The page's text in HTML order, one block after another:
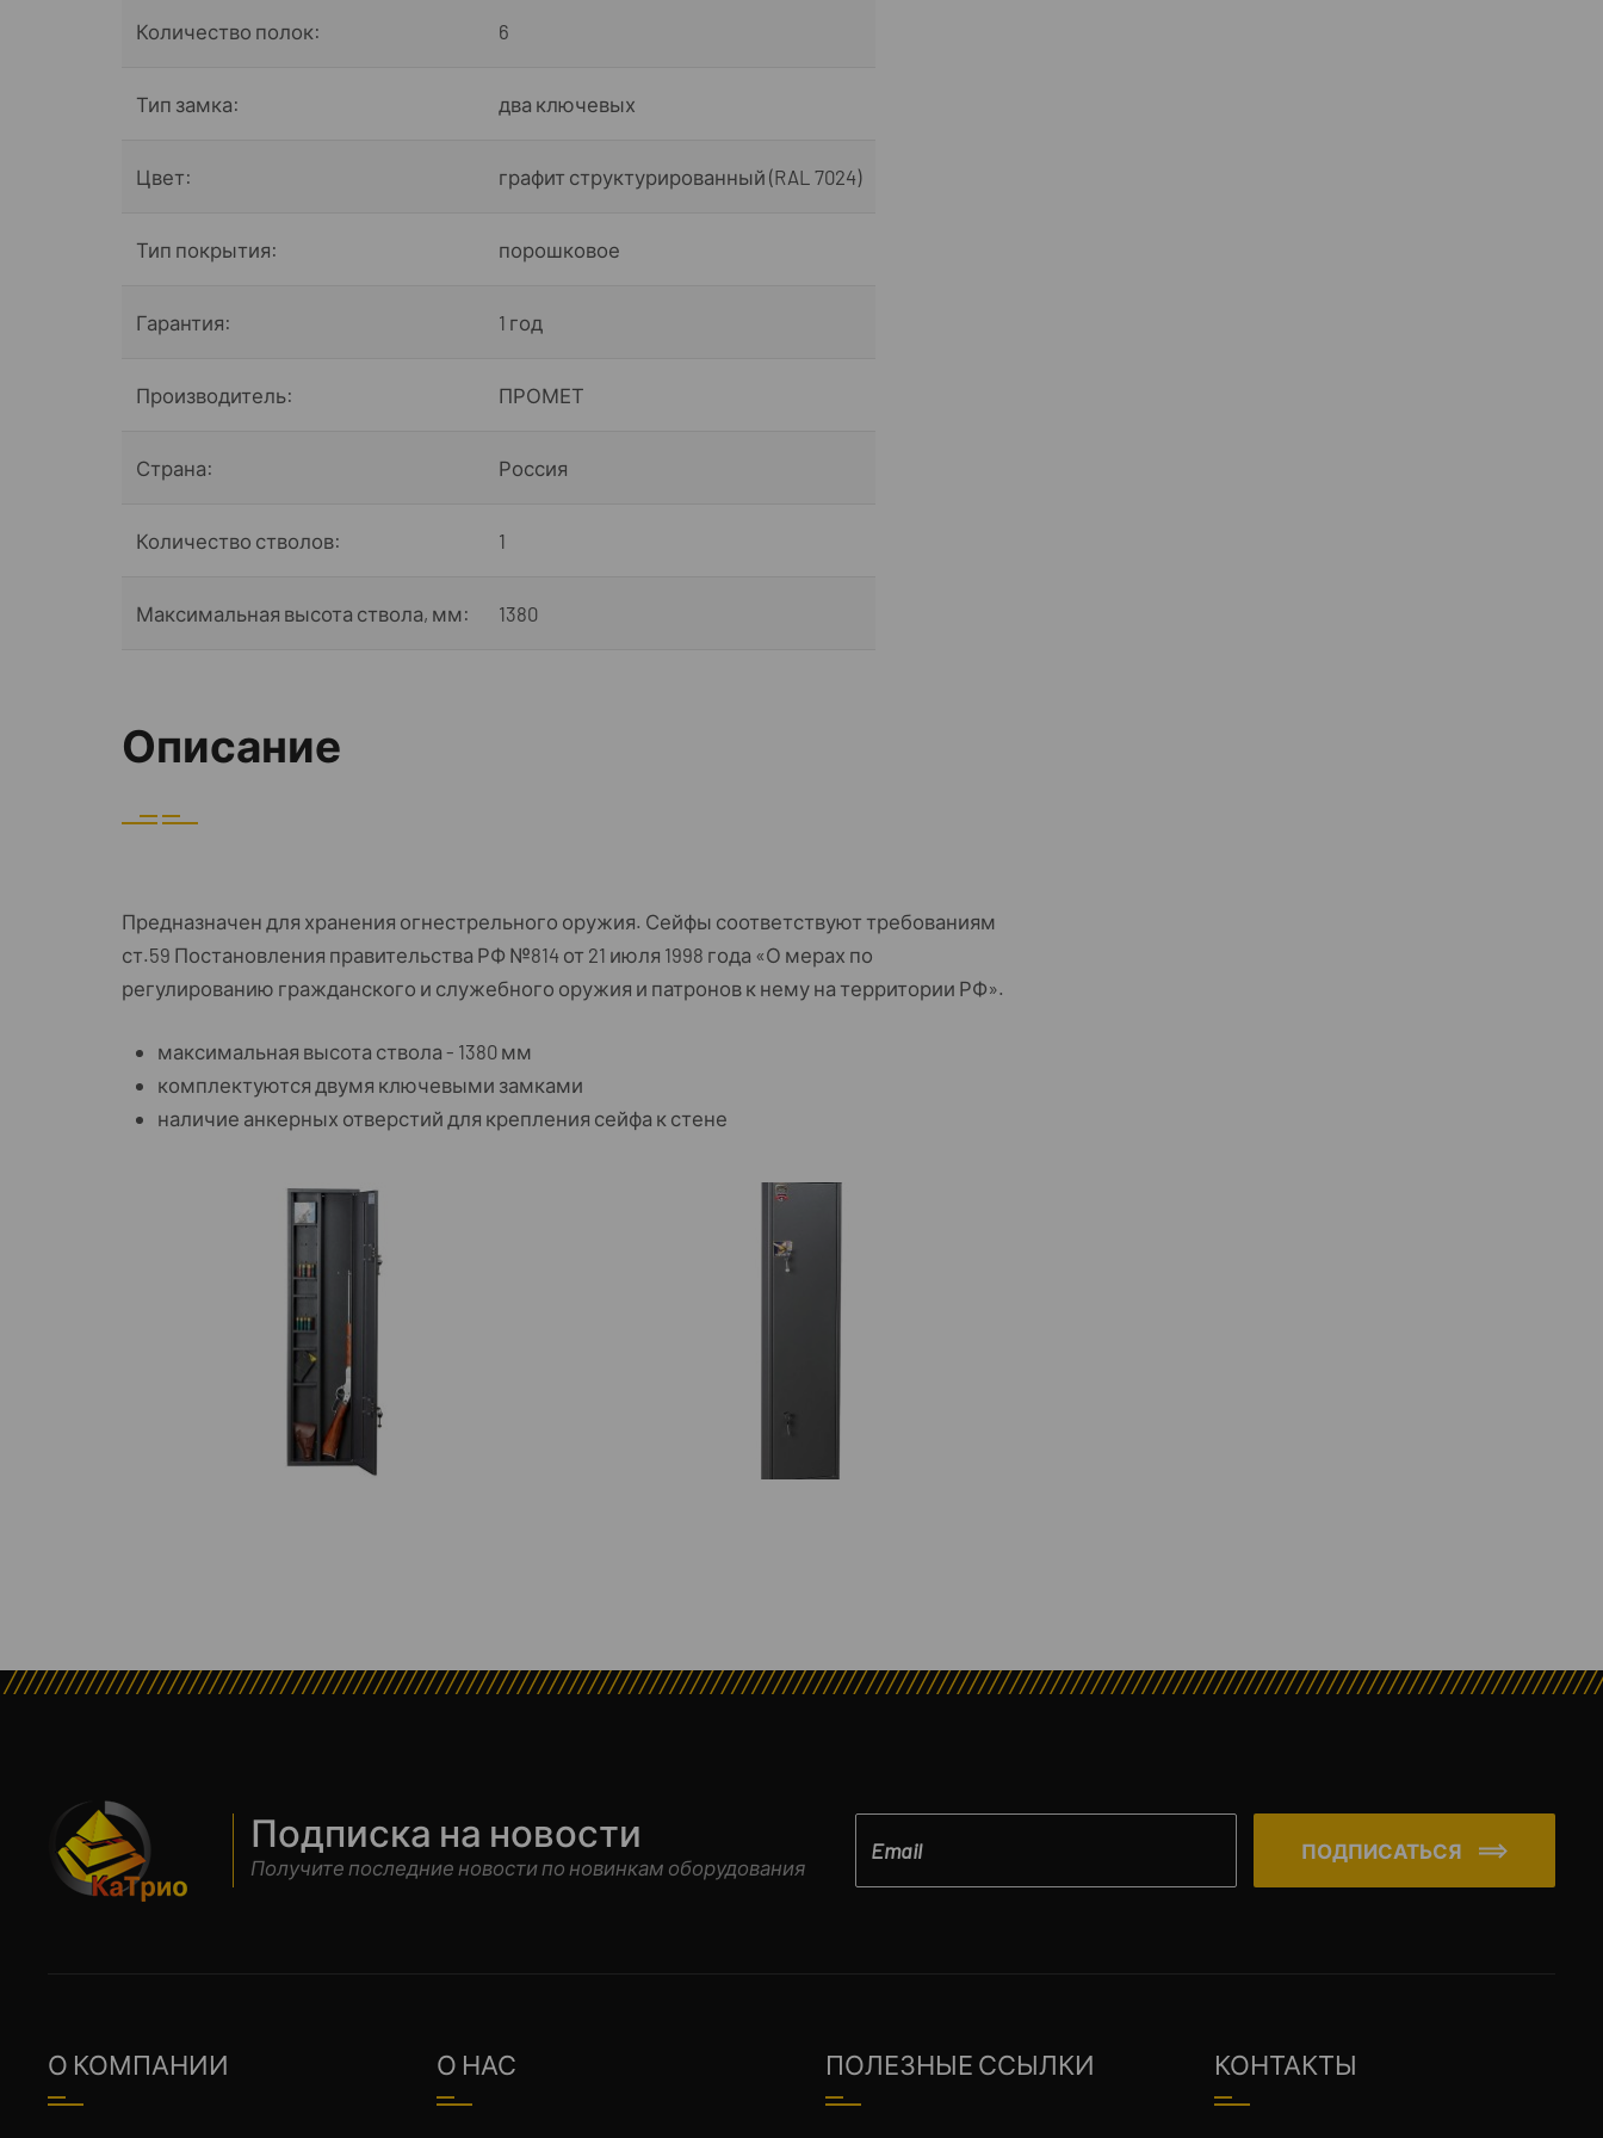
Количество полок: 6
Тип замка: два ключевых
Цвет: графит структурированный (RAL 7024)
Тип покрытия: порошковое
Гарантия: 1 год
Производитель: ПРОМЕТ
Страна: Россия
Количество стволов: 1
Максимальная высота ствола, мм: 1380
Описание
Предназначен для хранения огнестрельного оружия. Сейфы соответствуют требованиям
ст.59 Постановления правительства РФ №814 от 21 июля 1998 года «О мерах по
регулированию гражданского и служебного оружия и патронов к нему на территории РФ».
максимальная высота ствола - 1380 мм
комплектуются двумя ключевыми замками
наличие анкерных отверстий для крепления сейфа к стене
Подписка на новости
Получите последние новости по новинкам оборудования
ПОДПИСАТЬСЯ
О КОМПАНИИ КОНТАКТЫ
О НАС ПОЛЕЗНЫЕ ССЫЛКИ